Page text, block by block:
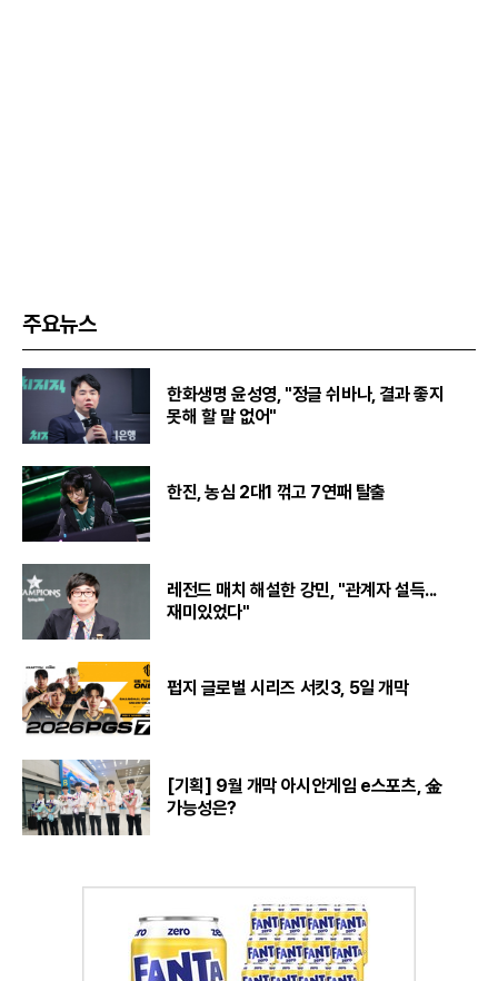
주요뉴스
한화생명 윤성영, "정글 쉬바나, 결과 좋지
못해 할 말 없어"
한진, 농심 2대1 꺾고 7연패 탈출
레전드 매치 해설한 강민, "관계자 설득...
재미있었다"
펍지 글로벌 시리즈 서킷3, 5일 개막
[기획] 9월 개막 아시안게임 e스포츠, 金
가능성은?